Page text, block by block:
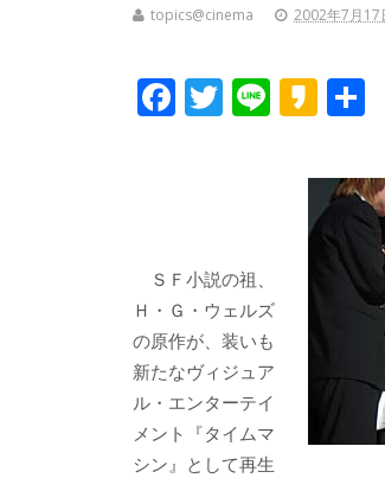
topics@cinema 2002年7月17
F
o
k
T Li K
k
a
o
ＳＦ小説の祖、
Ｈ・Ｇ・ウェルズ
の原作が、装いも
新たなヴィジュア
ル・エンターテイ
メント『タイムマ
シン』として再生